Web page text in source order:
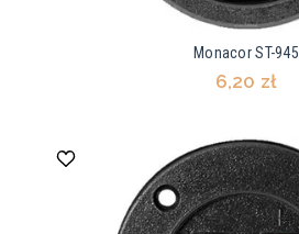
Monacor ST-945
6,20 zł